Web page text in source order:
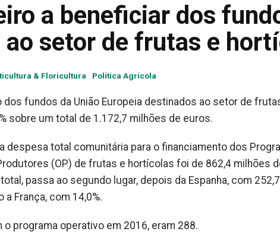
a beneficiar dos
ao setor de frutas e
& Floricultura Política Agrícola
dos fundos da União Europeia destinados ao setor de
sobre um total de 1.172,7 milhões de euros.
despesa total comunitária para o financiamento dos
(OP) de frutas e hortícolas foi de 862,4 milhões
passa ao segundo lugar, depois da Espanha, com
França, com 14,0%.
programa operativo em 2016, eram 288.